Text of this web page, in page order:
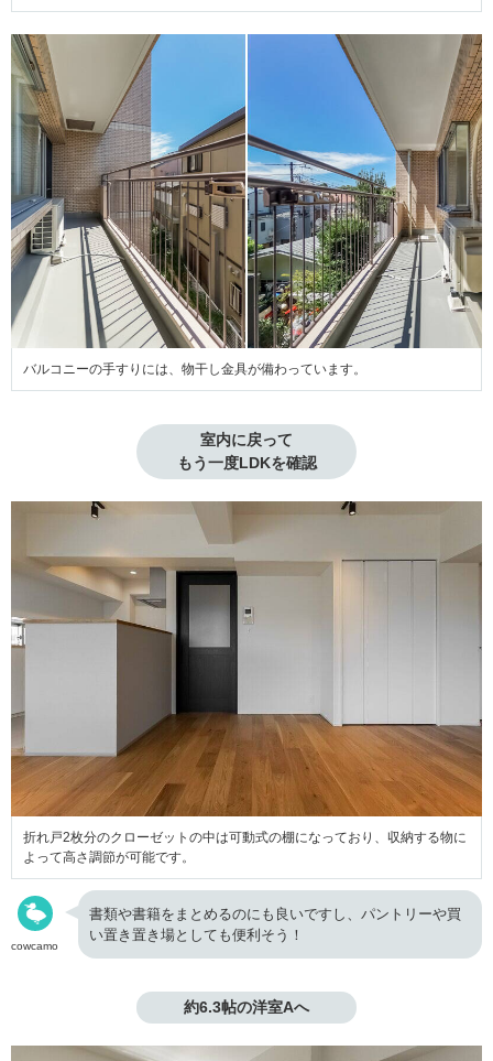
バルコニーの手すりには、物干し金具が備わっています。
室内に戻って
もう一度LDKを確認
折れ戸2枚分のクローゼットの中は可動式の棚になっており、収納する物に
よって高さ調節が可能です。
cowcamo
書類や書籍をまとめるのにも良いですし、パントリーや買
い置き置き場としても便利そう！
約6.3帖の洋室Aへ